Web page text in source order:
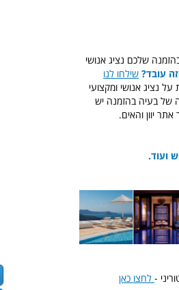
שלכם נציג אנושי
עובד? שילחו לנו
נציג אנושי ומקצועי
של בעיה בהזמנה יש
יוון והאים.
לחצו כאן